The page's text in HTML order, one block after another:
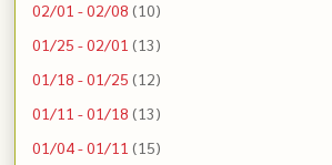
02/01 - 02/08 (10)
01/25 - 02/01 (13)
01/18 - 01/25 (12)
01/11 - 01/18 (13)
01/04 - 01/11 (15)